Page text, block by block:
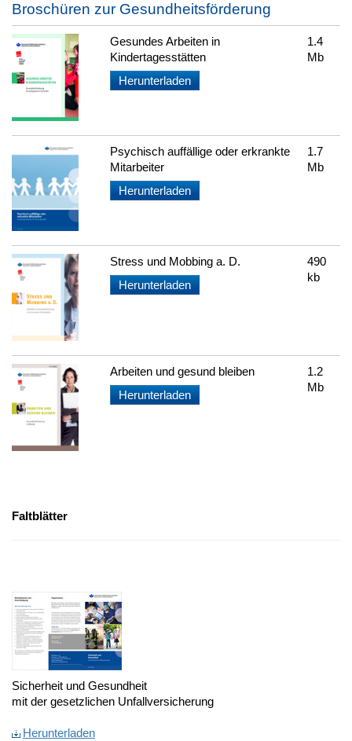
Broschüren zur Gesundheitsförderung
Gesundes Arbeiten in
Kindertagesstätten
Herunterladen
1.4
Mb
Psychisch auffällige oder erkrankte
Mitarbeiter
Herunterladen
1.7
Mb
Stress und Mobbing a. D.
Herunterladen
490
kb
Arbeiten und gesund bleiben
Herunterladen
1.2
Mb
Faltblätter
Sicherheit und Gesundheit
mit der gesetzlichen Unfallversicherung
Herunterladen